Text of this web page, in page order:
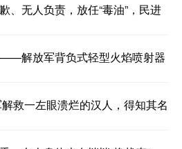
、无人负责，放任“毒油”，民进
解放军背负式轻型火焰喷射器
救一左眼溃烂的汉人，得知其名